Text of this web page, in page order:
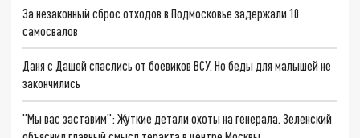
За незаконный сброс отходов в Подмосковье задержали 10
самосвалов
Даня с Дашей спаслись от боевиков ВСУ. Но беды для малышей не
закончились
"Мы вас заставим": Жуткие детали охоты на генерала. Зеленский